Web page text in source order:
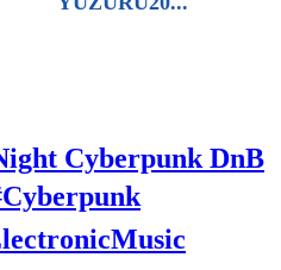
Cyberpunk DnB